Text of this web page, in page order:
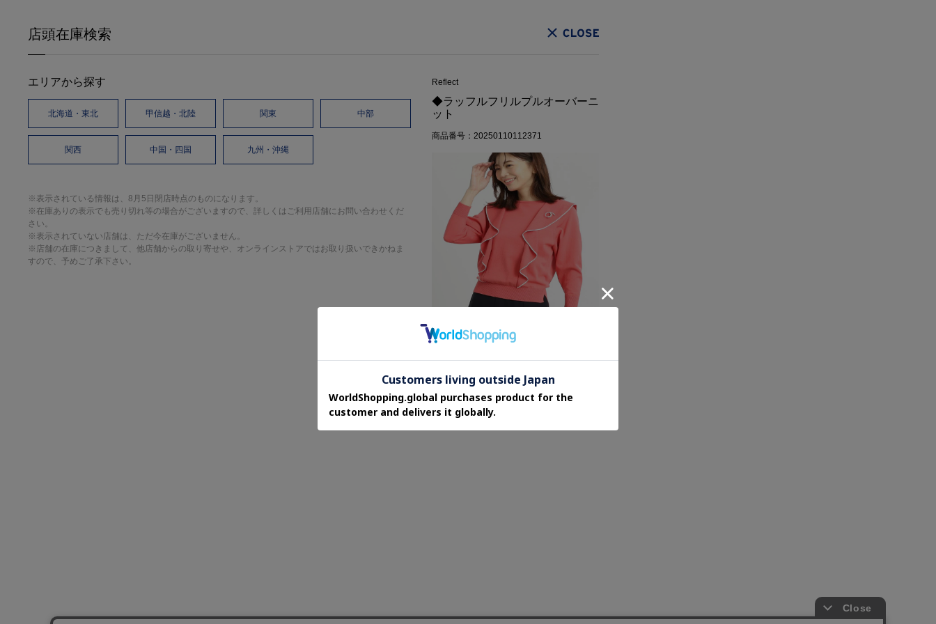
店頭在庫検索
エリアから探す
北海道・東北 甲信越・北陸 関東 中部
関西 中国・四国 九州・沖縄
※表示されている情報は、8月5日閉店時点のものになります。
※在庫ありの表示でも売り切れ等の場合がございますので、詳しくはご利用店舗にお問い合わせくだ
さい。
※表示されていない店舗は、ただ今在庫がございません。
※店舗の在庫につきまして、他店舗からの取り寄せや、オンラインストアではお取り扱いできかねま
すので、予めご了承下さい。
Reflect
◆ラッフルフリルプルオーバーニ
ット
商品番号：20250110112371